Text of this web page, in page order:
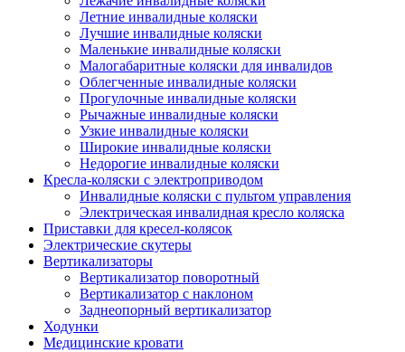
Летние инвалидные коляски
Лучшие инвалидные коляски
Маленькие инвалидные коляски
Малогабаритные коляски для инвалидов
Облегченные инвалидные коляски
Прогулочные инвалидные коляски
Рычажные инвалидные коляски
Узкие инвалидные коляски
Широкие инвалидные коляски
Недорогие инвалидные коляски
Кресла-коляски с электроприводом
Инвалидные коляски с пультом управления
Электрическая инвалидная кресло коляска
Приставки для кресел-колясок
Электрические скутеры
Вертикализаторы
Вертикализатор поворотный
Вертикализатор с наклоном
Заднеопорный вертикализатор
Ходунки
Медицинские кровати